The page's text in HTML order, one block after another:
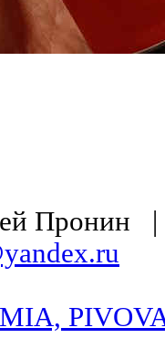
Пронин